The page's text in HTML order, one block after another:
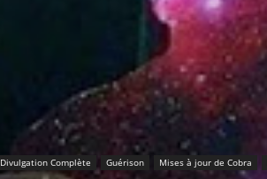
Divulgation Complète Guérison Mises à jour de Cobra